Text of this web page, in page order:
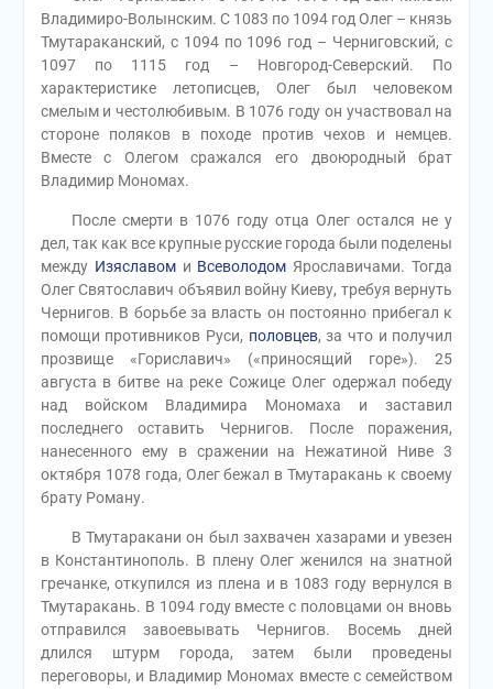
Владимиро-Волынским. С 1083 по 1094 год Олег – князь
Тмутараканский, с 1094 по 1096 год – Черниговский, с
1097 по 1115 год – Новгород-Северский. По
характеристике летописцев, Олег был человеком
смелым и честолюбивым. В 1076 году он участвовал на
стороне поляков в походе против чехов и немцев.
Вместе с Олегом сражался его двоюродный брат
Владимир Мономах.
После смерти в 1076 году отца Олег остался не у
дел, так как все крупные русские города были поделены
между Изяславоми Всеволодом Ярославичами. Тогда
Олег Святославич объявил войну Киеву, требуя вернуть
Чернигов. В борьбе за власть он постоянно прибегал к
помощи противников Руси, половцев, за что и получил
прозвище «Гориславич» («приносящий горе»). 25
августа в битве на реке Сожице Олег одержал победу
над войском Владимира Мономаха и заставил
последнего оставить Чернигов. После поражения,
нанесенного ему в сражении на Нежатиной Ниве 3
октября 1078 года, Олег бежал в Тмутаракань к своему
брату Роману.
В Тмутаракани он был захвачен хазарами и увезен
в Константинополь. В плену Олег женился на знатной
гречанке, откупился из плена и в 1083 году вернулся в
Тмутаракань. В 1094 году вместе с половцами он вновь
отправился завоевывать Чернигов. Восемь дней
длился штурм города, затем были проведены
переговоры, и Владимир Мономах вместе с семейством